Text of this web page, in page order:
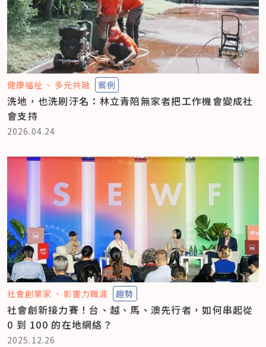
健康福祉 多元共融 案例
洗地，也洗刷汙名：林立青陪無家者把工作機會變成社
會支持
2026.04.24
社會創業家 影響力職涯 趨勢
社會創新接力賽！台、越、馬、澳先行者，如何串起從
0 到 100 的在地網絡？
2025.12.26